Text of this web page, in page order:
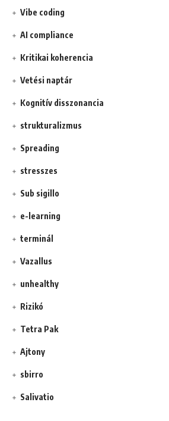
Vibe coding
AI compliance
Kritikai koherencia
Vetési naptár
Kognitív disszonancia
strukturalizmus
Spreading
stresszes
Sub sigillo
e-learning
terminál
Vazallus
unhealthy
Rizikó
Tetra Pak
Ajtony
sbirro
Salivatio